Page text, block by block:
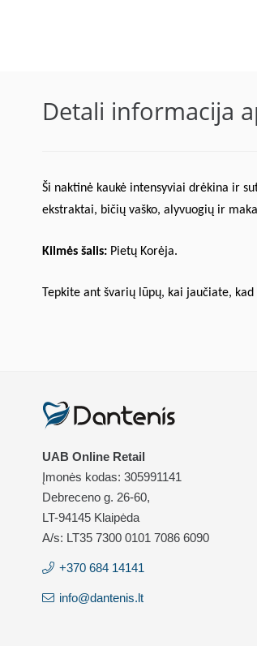
Detali informacija
Ši naktinė kaukė intensyviai drėkina ir
ekstraktai, bičių vaško, alyvuogių ir
Kilmės šalis: Pietų Korėja.
Tepkite ant švarių lūpų, kai jaučiate, kad
UAB Online Retail
Įmonės kodas: 305991141
Debreceno g. 26-60,
LT-94145 Klaipėda
A/s: LT35 7300 0101 7086 6090
+370 684 14141
info@dantenis.lt